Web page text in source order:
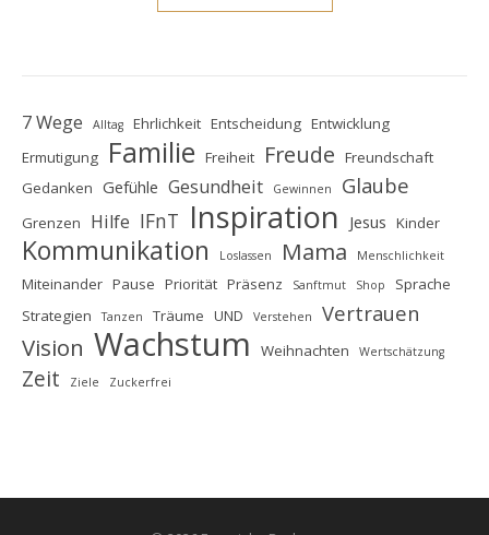
7 Wege Alltag Ehrlichkeit Entscheidung Entwicklung
Ermutigung
Familie Freiheit Freude Freundschaft
Gedanken Gefühle Gesundheit Gewinnen Glaube
Grenzen Hilfe IFnT Inspiration Jesus Kinder
Kommunikation Loslassen Mama Menschlichkeit
Miteinander Pause Priorität Präsenz Sanftmut Shop
Sprache
Strategien
Tanzen Träume UND Verstehen Vertrauen
Vision Wachstum Weihnachten Wertschätzung
Zeit Ziele Zuckerfrei